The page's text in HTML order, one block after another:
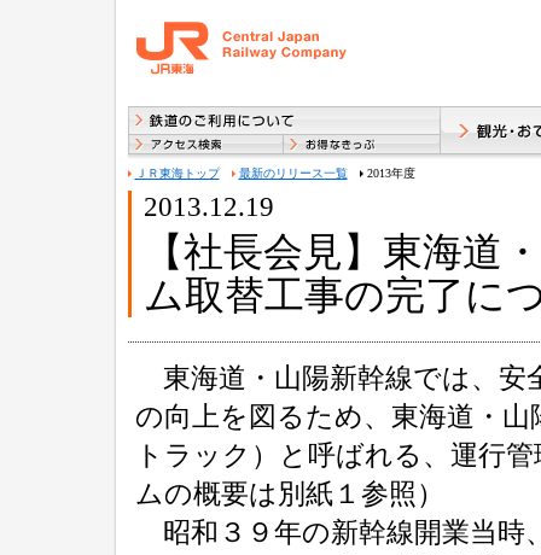
ＪＲ東海トップ 最新のリリース一覧 2013年度
2013.12.19
【社長会見】東海道
ム取替工事の完了に
東海道・山陽新幹線では、安
の向上を図るため、東海道・
トラック）と呼ばれる、運行
ムの概要は別紙１参照）
昭和３９年の新幹線開業当時